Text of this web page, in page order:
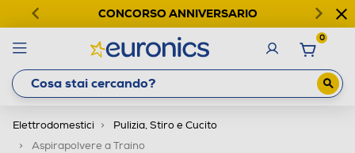
CONCORSO ANNIVERSARIO
0
Elettrodomestici
Pulizia, Stiro e Cucito
Aspirapolvere a Traino